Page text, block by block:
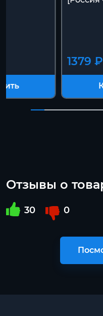
1379 ₽
Отзывы о
30 0